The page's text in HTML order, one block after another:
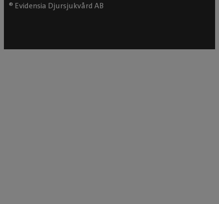
® Evidensia Djursjukvård AB